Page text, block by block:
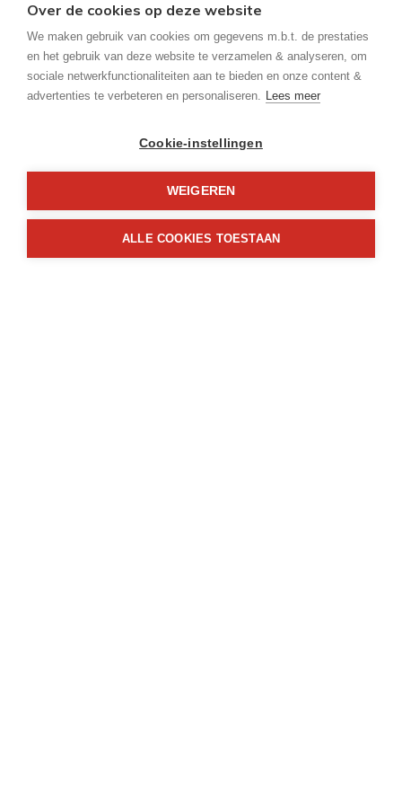
Bij akte
Ligging:
44 m²
Type constructie:
Over de cookies op deze website
We maken gebruik van cookies om gegevens m.b.t. de prestaties
en het gebruik van deze website te verzamelen & analyseren, om
sociale netwerkfunctionaliteiten aan te bieden en onze content &
advertenties te verbeteren en personaliseren. Lees meer
Cookie-instellingen
WEIGEREN
ALLE COOKIES TOESTAAN